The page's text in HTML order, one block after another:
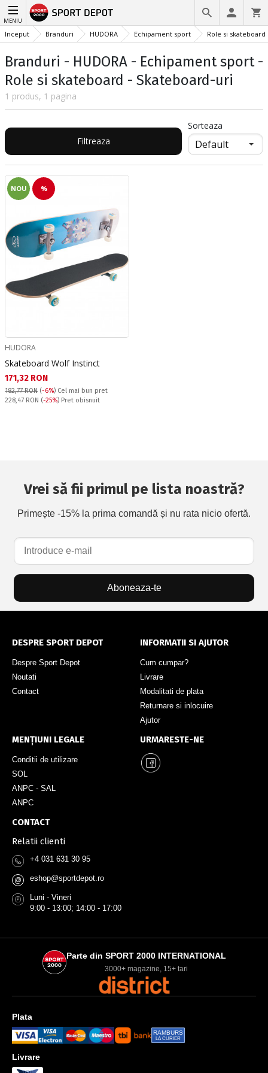
MENIU
Inceput Branduri HUDORA Echipament sport Role si skateboard
Branduri - HUDORA - Echipament sport -
Role si skateboard - Skateboard-uri
1 produs, 1 pagina
Filtreaza
Sorteaza
NOU %
HUDORA
Skateboard Wolf Instinct
Текуща цена:
171,32 RON
182,77 RON (-6%) Cel mai bun pret
Pret obisnuit:
228,47 RON (-25%) Pret obisnuit
Vrei să fii primul pe lista noastră?
Primește -15% la prima comandă și nu rata nicio ofertă.
Aboneaza-te
DESPRE SPORT DEPOT
Despre Sport Depot
Noutati
Contact
INFORMATII SI AJUTOR
Cum cumpar?
Livrare
Modalitati de plata
Returnare si inlocuire
Ajutor
MENȚIUNI LEGALE
Conditii de utilizare
SOL
ANPC - SAL
ANPC
URMARESTE-NE
CONTACT
Relatii clienti
+4 031 631 30 95
@ eshop@sportdepot.ro
Luni - Vineri
9:00 - 13:00; 14:00 - 17:00
Parte din SPORT 2000 INTERNATIONAL
3000+ magazine, 15+ tari
Plata
RAMBURS
LA CURIER
Livrare